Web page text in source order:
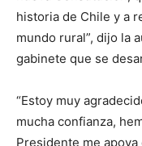
historia de Chile y a
mundo rural”, dijo la
gabinete que se
“Estoy muy
mucha confianza,
Presidente me apoya